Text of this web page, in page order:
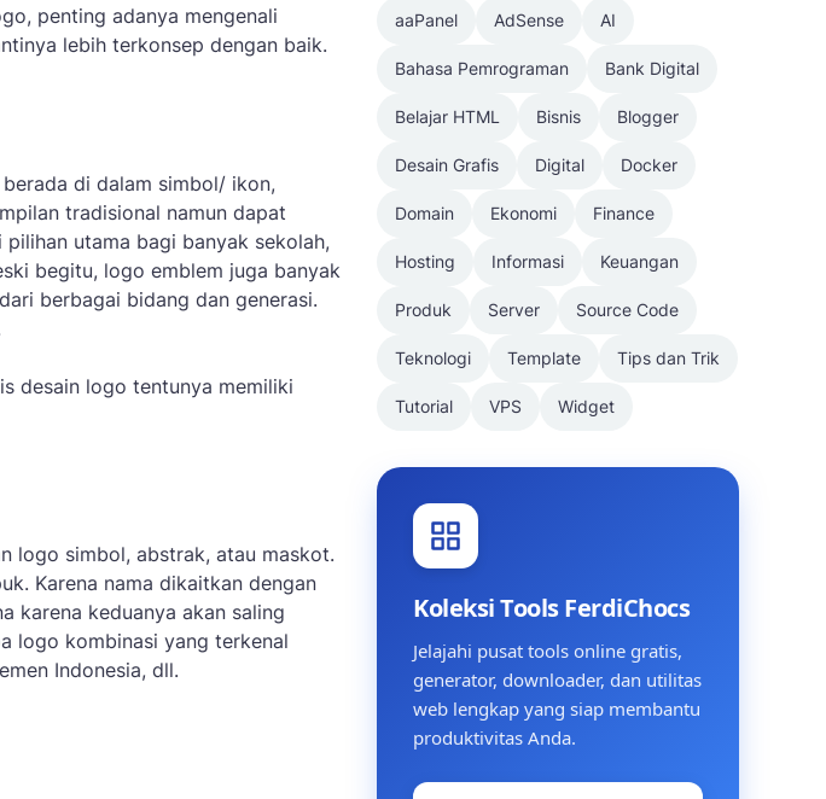
penting adanya mengenali
lebih terkonsep dengan baik.
di dalam simbol/ ikon,
tradisional namun dapat
utama bagi banyak sekolah,
begitu, logo emblem juga banyak
berbagai bidang dan generasi.
desain logo tentunya memiliki
logo simbol, abstrak, atau maskot.
Karena nama dikaitkan dengan
karena keduanya akan saling
logo kombinasi yang terkenal
Indonesia, dll.
aaPanel AdSense AI
Bahasa Pemrograman Bank Digital
Belajar HTML Bisnis Blogger
Desain Grafis Digital Docker
Domain Ekonomi Finance
Hosting Informasi Keuangan
Produk Server Source Code
Teknologi Template Tips dan Trik
Tutorial VPS Widget
Koleksi Tools FerdiChocs
Jelajahi pusat tools online gratis,
generator, downloader, dan utilitas
web lengkap yang siap membantu
produktivitas Anda.